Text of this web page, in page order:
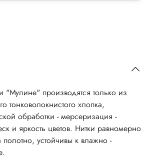
"Мулине" производятся только из
тонковолокнистого хлопка,
обработки - мерсеризация -
и яркость цветов. Нитки равномерно
устойчивы к влажно -